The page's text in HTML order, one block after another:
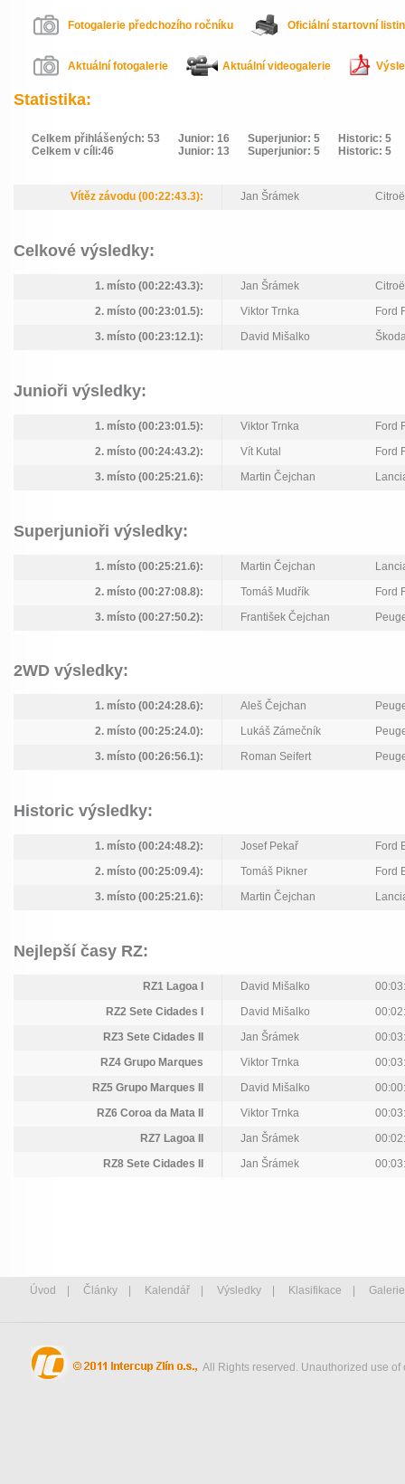
Fotogalerie předchozího ročníku Oficiální startovní
Aktuální fotogalerie Aktuální videogalerie
Statistika:
Celkem přihlášených: 53
Celkem v cíli:46
Junior: 16
Junior: 13
Superjunior: 5
Superjunior: 5
Historic: 5
Historic: 5
Vítěz závodu (00:22:43.3): Jan Šrámek
Celkové výsledky:
1. místo (00:22:43.3): Jan Šrámek
2. místo (00:23:01.5):
Viktor Trnka
Ford
3. místo (00:23:12.1):
David Mišalko
Junioři výsledky:
1. místo (00:23:01.5): Viktor Trnka
Ford
2. místo (00:24:43.2):
Vít Kutal
Ford
3. místo (00:25:21.6):
Martin Čejchan
Superjunioři výsledky:
1. místo (00:25:21.6): Martin Čejchan
2. místo (00:27:08.8):
Tomáš Mudřík
Ford
3. místo (00:27:50.2):
František Čejchan
2WD výsledky:
1. místo (00:24:28.6): Aleš Čejchan
2. místo (00:25:24.0):
Lukáš Zámečník
3. místo (00:26:56.1):
Roman Seifert
Historic výsledky:
1. místo (00:24:48.2): Josef Pekař
Ford
2. místo (00:25:09.4):
Tomáš Pikner
Ford
3. místo (00:25:21.6):
Martin Čejchan
Nejlepší časy RZ:
RZ1 Lagoa I David Mišalko
RZ2 Sete Cidades I
David Mišalko
RZ3 Sete Cidades II
Jan Šrámek
RZ4 Grupo Marques
Viktor Trnka
RZ5 Grupo Marques II
David Mišalko
RZ6 Coroa da Mata II
Viktor Trnka
RZ7 Lagoa II
Jan Šrámek
RZ8 Sete Cidades II
Jan Šrámek
Úvod Články Kalendář Výsledky Klasifikace Galerie
All Rights reserved. Unauthorized use